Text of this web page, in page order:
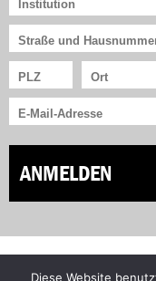
ANMELDEN
Diese Website